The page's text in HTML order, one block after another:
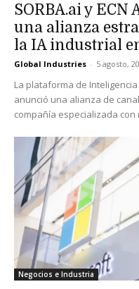
SORBA.ai y
una alianza
la IA industrial
Global Industries - 5 agosto,
La plataforma de
anunció una alianza de
compañía especializada con
Negocios e Industria